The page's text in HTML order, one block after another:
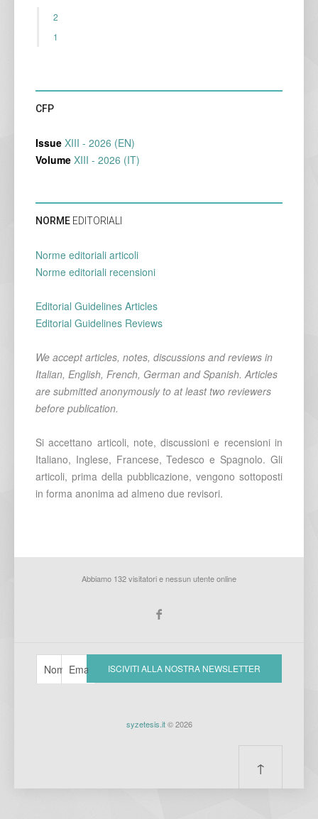
2
1
CFP
Issue XIII - 2026 (EN)
Volume XIII - 2026 (IT)
NORME EDITORIALI
Norme editoriali articoli
Norme editoriali recensioni
Editorial Guidelines Articles
Editorial Guidelines Reviews
We accept articles, notes, discussions and reviews in
Italian, English, French, German and Spanish. Articles
are submitted anonymously to at least two reviewers
before publication.
Si accettano articoli, note, discussioni e recensioni in
Italiano, Inglese, Francese, Tedesco e Spagnolo. Gli
articoli, prima della pubblicazione, vengono sottoposti
in forma anonima ad almeno due revisori.
Abbiamo 132 visitatori e nessun utente online
syzetesis.it© 2026
↑